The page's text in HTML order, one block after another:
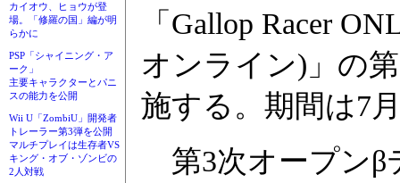
カイオウ、ヒョウが登
場。「修羅の国」編が明
らかに
PSP「シャイニング・ア
ーク」
主要キャラクターとパニ
スの能力を公開
Wii U「ZombiU」開発者
トレーラー第3弾を公開
マルチプレイは生存者VS
キング・オブ・ゾンビの
2人対戦
「Gallop Racer
オンライン)」の
施する。期間は7
第3次オープンβ